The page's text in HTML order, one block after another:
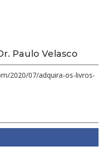
Paulo Velasco
2020/07/adquira-os-livros-